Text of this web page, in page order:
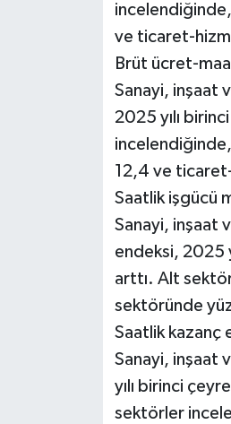
ve ticaret-
Brüt ücret-
Sanayi, inşaat
2025 yılı
12,4 ve
Saatlik işgücü
Sanayi, inşaat
endeksi, 2025
arttı. Alt
sektöründe
Saatlik kazanç
Sanayi, inşaat
yılı birinci
sektörler